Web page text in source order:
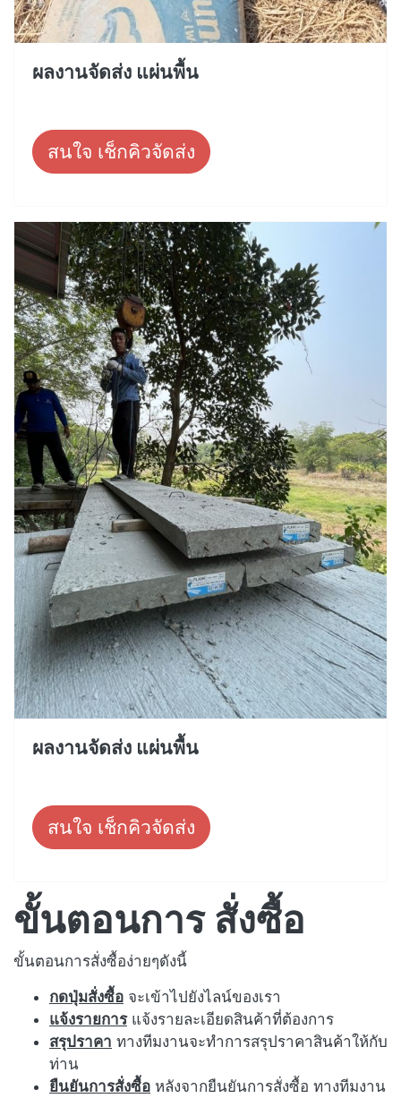
ผลงานจัดส่ง แผ่นพื้น
สนใจ เช็กคิวจัดส่ง
ผลงานจัดส่ง แผ่นพื้น
สนใจ เช็กคิวจัดส่ง
ขั้นตอนการ สั่งซื้อ
ขั้นตอนการสั่งซื้อง่ายๆดังนี้
กดปุ่มสั่งซื้อ จะเข้าไปยังไลน์ของเรา
แจ้งรายการแจ้งรายละเอียดสินค้าที่ต้องการ
สรุปราคา ทางทีมงานจะทำการสรุปราคาสินค้าให้กับ
ท่าน
ยืนยันการสั่งซื้อ หลังจากยืนยันการสั่งซื้อ ทางทีมงาน